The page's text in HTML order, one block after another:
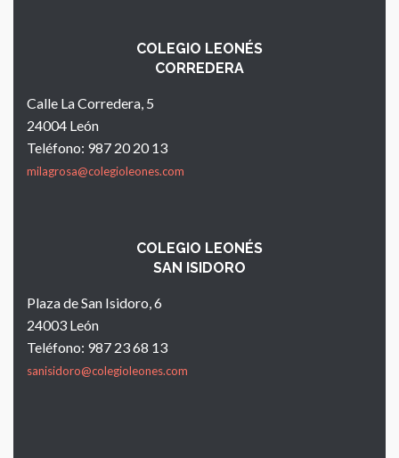
COLEGIO LEONÉS
CORREDERA
Calle La Corredera, 5
24004 León
Teléfono: 987 20 20 13
milagrosa@colegioleones.com
COLEGIO LEONÉS
SAN ISIDORO
Plaza de San Isidoro, 6
24003 León
Teléfono: 987 23 68 13
sanisidoro@colegioleones.com